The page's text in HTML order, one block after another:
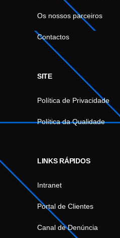
Os nossos parceiros
Contactos
SITE
Política de Privacidade
Política da Qualidade
LINKS RÁPIDOS
Intranet
Portal de Clientes
Canal de Denúncia